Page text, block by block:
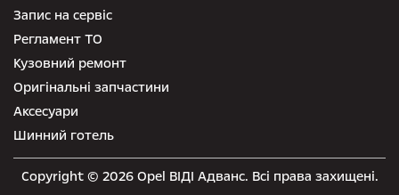
Запис на сервіс
Регламент ТО
Кузовний ремонт
Оригінальні запчастини
Аксесуари
Шинний готель
Copyright © 2026 Opel ВІДІ Адванс. Всі права захищені.